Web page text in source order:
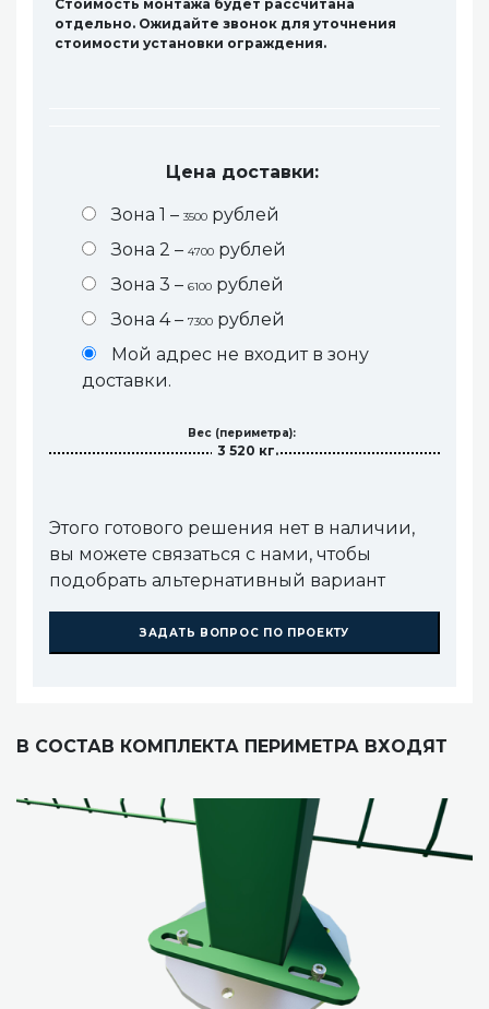
Стоимость монтажа будет рассчитана
отдельно. Ожидайте звонок для уточнения
стоимости установки ограждения.
Цена доставки:
Зона 1 – 3500 рублей
Зона 2 – 4700 рублей
Зона 3 – 6100 рублей
Зона 4 – 7300 рублей
Мой адрес не входит в зону
доставки.
Вес (периметра):
3 520 кг.
Этого готового решения нет в наличии,
вы можете связаться с нами, чтобы
подобрать альтернативный вариант
ЗАДАТЬ ВОПРОС ПО ПРОЕКТУ
В СОСТАВ КОМПЛЕКТА ПЕРИМЕТРА ВХОДЯТ